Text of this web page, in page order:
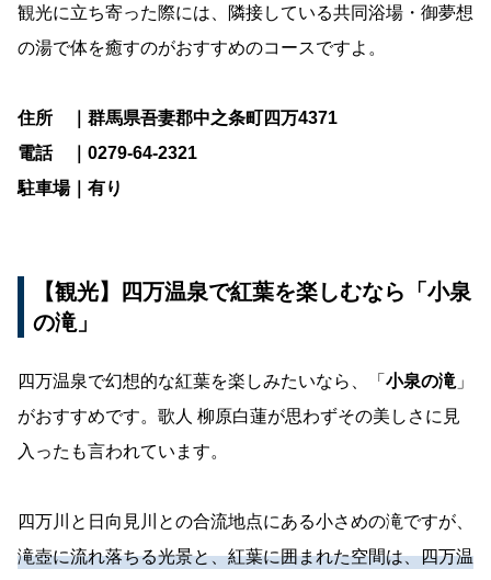
観光に立ち寄った際には、隣接している共同浴場・御夢想
の湯で体を癒すのがおすすめのコースですよ。
住所 ｜群馬県吾妻郡中之条町四万4371
電話 ｜0279-64-2321
駐車場｜有り
【観光】四万温泉で紅葉を楽しむなら「小泉
の滝」
四万温泉で幻想的な紅葉を楽しみたいなら、「 小泉の滝 」
がおすすめです。歌人 柳原白蓮が思わずその美しさに見
入ったも言われています。
四万川と日向見川との合流地点にある小さめの滝ですが、
滝壺に流れ落ちる光景と、紅葉に囲まれた空間は、四万温